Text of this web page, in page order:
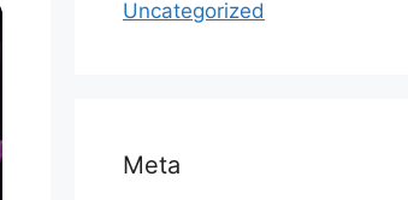
Uncategorized
Meta